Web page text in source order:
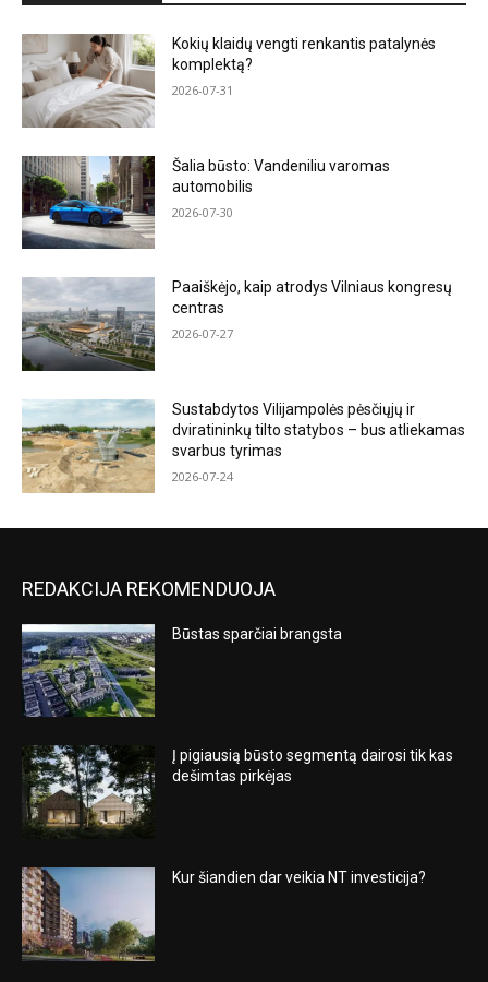
Kokių klaidų vengti renkantis patalynės
komplektą?
2026-07-31
Šalia būsto: Vandeniliu varomas
automobilis
2026-07-30
Paaiškėjo, kaip atrodys Vilniaus kongresų
centras
2026-07-27
Sustabdytos Vilijampolės pėsčiųjų ir
dviratininkų tilto statybos – bus atliekamas
svarbus tyrimas
2026-07-24
REDAKCIJA REKOMENDUOJA
Būstas sparčiai brangsta
Į pigiausią būsto segmentą dairosi tik kas
dešimtas pirkėjas
Kur šiandien dar veikia NT investicija?